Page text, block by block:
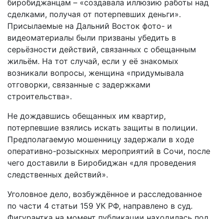
биробиджанцам – «создавала иллюзию работы над
сделками, получая от потерпевших деньги».
Присылаемые на Дальний Восток фото- и
видеоматериалы были призваны убедить в
серьёзности действий, связанных с обещанным
жильём. На тот случай, если у её знакомых
возникали вопросы, женщина «придумывала
отговорки, связанные с задержками
строительства».
Не дождавшись обещанных им квартир,
потерпевшие взялись искать защиты в полиции.
Предполагаемую мошенницу задержали в ходе
оперативно-розыскных мероприятий в Сочи, после
чего доставили в Биробиджан «для проведения
следственных действий».
Уголовное дело, возбуждённое и расследованное
по части 4 статьи 159 УК РФ, направлено в суд.